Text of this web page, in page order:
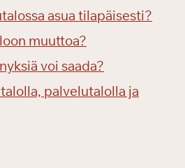
asua tilapäisesti?
muuttoa?
voi saada?
palvelutalolla ja